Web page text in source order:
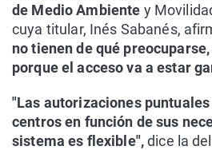
de Medio Ambiente y
cuya titular, Inés Sabanés,
no tienen de qué
porque el acceso va a estar
"Las autorizaciones
centros en función de sus
sistema es flexible",dice la